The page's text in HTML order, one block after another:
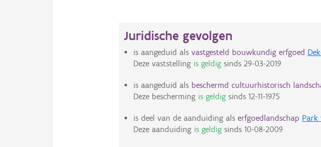
Juridische gevolgen
is aangeduid als vastgesteld bouwkundig erfgoed
Deze vaststelling is geldigsinds 29-03-2019
is aangeduid als beschermd cultuurhistorisch
Deze bescherming is geldigsinds 12-11-1975
is deel van de aanduiding als erfgoedlandschap Park
Deze aanduiding is geldigsinds 10-08-2009